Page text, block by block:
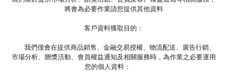
將會為必要作業請您提供其他資料
客戶資料獲取目的：
我們僅會在提供商品銷售、金融交易授權、物流配送、廣告行銷、
市場分析、贈獎活動、會員權益通知及相關服務時，為作業之必要運用
您的個人資料：